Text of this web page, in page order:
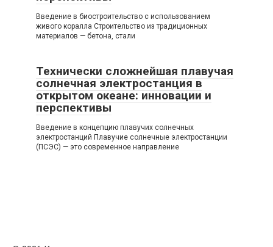
Введение в биостроительство с использованием
живого коралла Строительство из традиционных
материалов — бетона, стали
Технически сложнейшая плавучая
солнечная электростанция в
открытом океане: инновации и
перспективы
Введение в концепцию плавучих солнечных
электростанций Плавучие солнечные электростанции
(ПСЭС) — это современное направление